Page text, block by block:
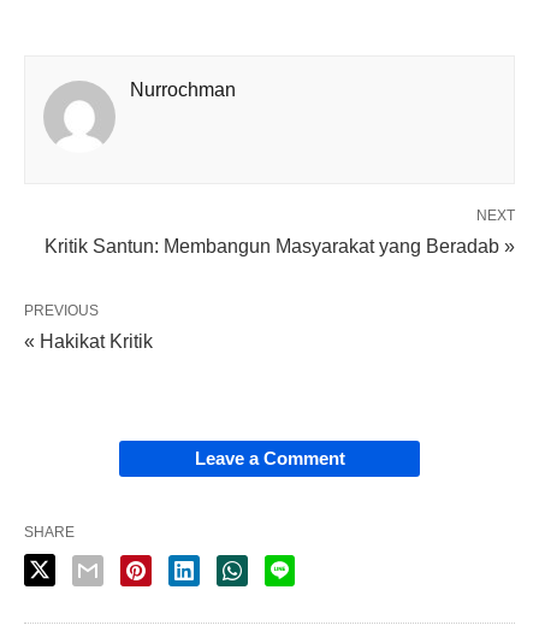
Nurrochman
NEXT
Kritik Santun: Membangun Masyarakat yang Beradab »
PREVIOUS
« Hakikat Kritik
Leave a Comment
SHARE